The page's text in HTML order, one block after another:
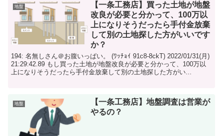
地盤
【一条工務店】買った土地が地盤
改良が必要と分かって、100万以
上になりそうだったら手付金放棄
して別の土地探した方がいいです
か？
194: 名無しさん＠お腹いっぱい。 (ﾜｯﾁｮｲ 91c8-8ckT) 2022/01/31(月)
21:29:42.89 もし買った土地が地盤改良が必要と分かって、100万以
上になりそうだったら手付金放棄して別の土地探した方がい...
地盤
【一条工務店】地盤調査は営業が
やるの？